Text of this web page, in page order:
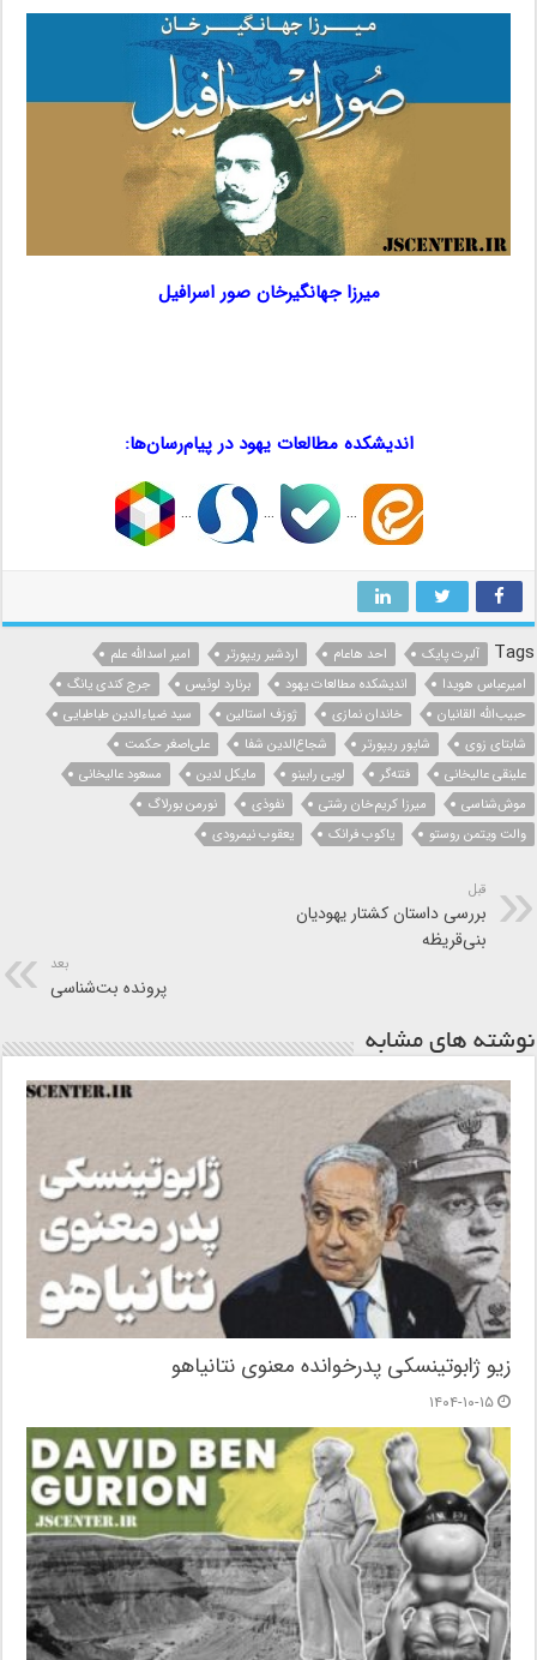
میرزا جهانگیرخان صور اسرافیل
اندیشکده مطالعات یهود در پیام‌رسان‌ها:
…
…
…
Tags آلبرت پایک احد هاعام اردشیر ریپورتر
امیر اسدالله علم
امیرعباس هویدا
اندیشکده مطالعات یهود برنارد لوئیس
جرج کندی یانگ
حبیب‌الله القانیان
خاندان نمازی ژوزف استالین
سید ضیاءالدین طباطبایی
شابتای زوی
شاپور ریپورتر شجاع‌الدین شفا
علی‌اصغر حکمت
علینقی عالیخانی
فتنه‌گر لویی رابینو مایکل لدین
مسعود عالیخانی
موش‌شناسی
میرزا کریم‌خان رشتی نفوذی
نورمن بورلاگ
والت ویتمن روستو
یاکوب فرانک یعقوب نیمرودی
قبل
بررسی داستان کشتار یهودیان
بنی‌قریظه
بعد
پرونده بت‌شناسی
نوشته های مشابه
زیو ژابوتینسکی پدرخوانده معنوی نتانیاهو
۱۴۰۴-۱۰-۱۵